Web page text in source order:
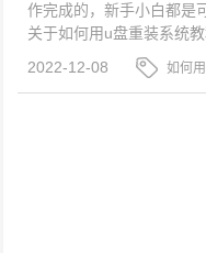
作完成的，新手小白都是
关于如何用u盘重装系统
2022-12-08
如何
关于如何用